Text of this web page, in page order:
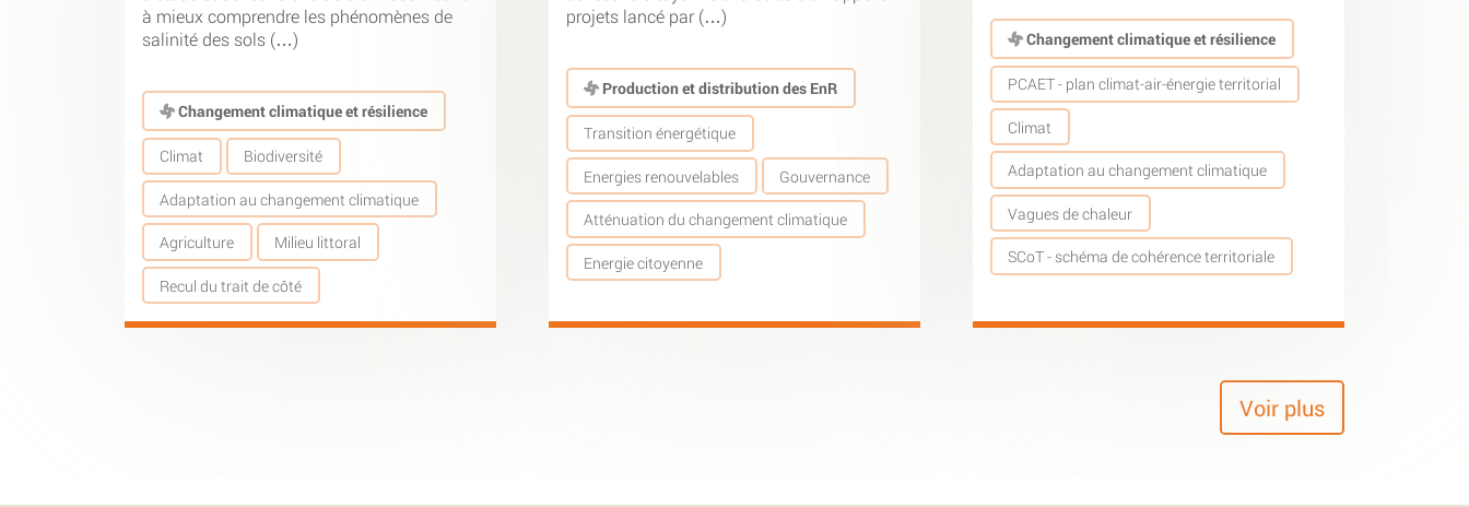
à mieux comprendre les phénomènes de
salinité des sols (…)
Changement climatique et résilience
Climat Biodiversité
Adaptation au changement climatique
Agriculture Milieu littoral
Recul du trait de côté
projets lancé par (…)
Production et distribution des EnR
Transition énergétique
Energies renouvelables Gouvernance
Atténuation du changement climatique
Energie citoyenne
Changement climatique et résilience
PCAET - plan climat-air-énergie territorial
Climat
Adaptation au changement climatique
Vagues de chaleur
SCoT - schéma de cohérence territoriale
Voir plus